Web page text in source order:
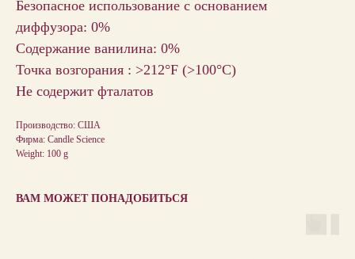
Безопасное использование с основанием
диффузора: 0%
Содержание ванилина: 0%
Точка возгорания : >212°F (>100°С)
Не содержит фталатов
Производство: США
Фирма: Candle Science
Weight: 100 g
ВАМ МОЖЕТ ПОНАДОБИТЬСЯ